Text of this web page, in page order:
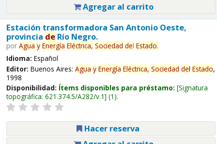
Agregar al carrito
Estación transformadora San Antonio Oeste,
provincia deRío Negro.
por Agua y Energía Eléctrica, Sociedad del Estado.
Idioma: Español
Editor: Buenos Aires: Agua y Energía Eléctrica, Sociedad del Estado,
1998
Disponibilidad: Ítems disponibles para préstamo: Signatura
topográfica: 621.374.5/A282/v.1 (1).
Hacer reserva